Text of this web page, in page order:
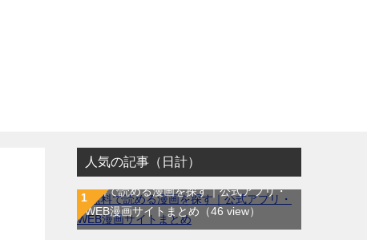
人気の記事（日計）
無料で読める漫画を探す｜公式アプリ・
WEB漫画サイトまとめ （46 view）
WEB漫画サイト一覧｜ブラウザで無料漫